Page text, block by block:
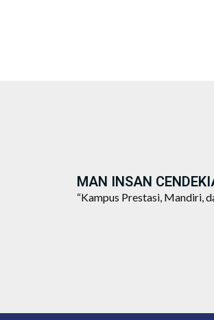
MAN INSAN
“Kampus Prestasi, Mandiri,